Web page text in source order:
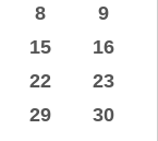
8
9
15
16
22
23
29
30